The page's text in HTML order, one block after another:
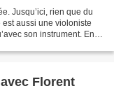
Jusqu’ici, rien que du
est aussi une violoniste
son instrument. En
Florent